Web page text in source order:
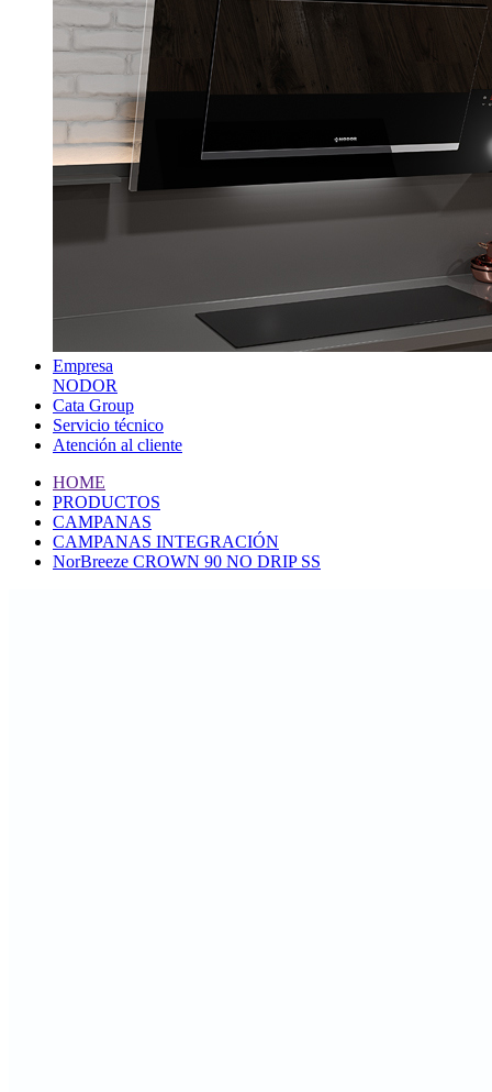
Empresa
NODOR
Cata Group
Servicio técnico
Atención al cliente
HOME
PRODUCTOS
CAMPANAS
CAMPANAS INTEGRACIÓN
NorBreeze CROWN 90 NO DRIP SS